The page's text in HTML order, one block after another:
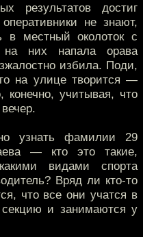
результатов достиг
не знают,
в местный околоток с
них напала орава
избила. Поди,
на улице творится —
конечно, учитывая, что
узнать фамилии 29
— кто это такие,
видами спорта
Вряд ли кто-то
что все они учатся в
и занимаются у